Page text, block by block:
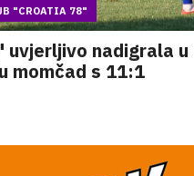
"CROATIA 78"
uvjerljivo nadigrala u
momčad s 11:1